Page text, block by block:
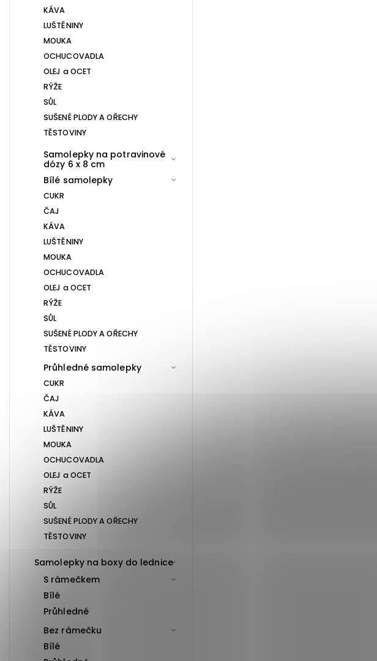
KÁVA
LUŠTĚNINY
MOUKA
OCHUCOVADLA
OLEJ a OCET
RÝŽE
SŮL
SUŠENÉ PLODY A OŘECHY
TĚSTOVINY
Samolepky na potravinové
dózy 6 x 8 cm
Bílé samolepky
CUKR
ČAJ
KÁVA
LUŠTĚNINY
MOUKA
OCHUCOVADLA
OLEJ a OCET
RÝŽE
SŮL
SUŠENÉ PLODY A OŘECHY
TĚSTOVINY
Průhledné samolepky
CUKR
ČAJ
KÁVA
LUŠTĚNINY
MOUKA
OCHUCOVADLA
OLEJ a OCET
RÝŽE
SŮL
SUŠENÉ PLODY A OŘECHY
TĚSTOVINY
Samolepky na boxy do lednice
S rámečkem
Bílé
Průhledné
Bez rámečku
Bílé